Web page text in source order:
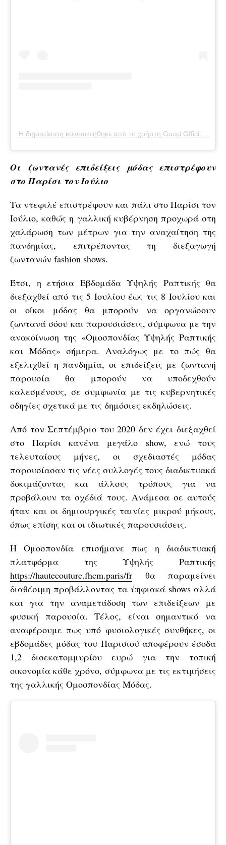
Η δημοσίευση κοινοποιήθηκε από το χρήστη Gucci Official (@gucci)
Οι ζωντανές επιδείξεις μόδας επιστρέφουν
στο Παρίσι τον Ιούλιο
Τα ντεφιλέ επιστρέφουν και πάλι στο Παρίσι τον
Ιούλιο, καθώς η γαλλική κυβέρνηση προχωρά στη
χαλάρωση των μέτρων για την αναχαίτηση της
πανδημίας, επιτρέποντας τη διεξαγωγή
ζωντανών fashion shows.
Έτσι, η ετήσια Εβδομάδα Υψηλής Ραπτικής θα
διεξαχθεί από τις 5 Ιουλίου έως τις 8 Ιουλίου και
οι οίκοι μόδας θα μπορούν να οργανώσουν
ζωντανά σόου και παρουσιάσεις, σύμφωνα με την
ανακοίνωση της «Ομοσπονδίας Υψηλής Ραπτικής
και Μόδας» σήμερα. Αναλόγως με το πώς θα
εξελιχθεί η πανδημία, οι επιδείξεις με ζωντανή
παρουσία θα μπορούν να υποδεχθούν
καλεσμένους, σε συμφωνία με τις κυβερνητικές
οδηγίες σχετικά με τις δημόσιες εκδηλώσεις.
Από τον Σεπτέμβριο του 2020 δεν έχει διεξαχθεί
στο Παρίσι κανένα μεγάλο show, ενώ τους
τελευταίους μήνες, οι σχεδιαστές μόδας
παρουσίασαν τις νέες συλλογές τους διαδικτυακά
δοκιμάζοντας και άλλους τρόπους για να
προβάλουν τα σχέδιά τους. Ανάμεσα σε αυτούς
ήταν και οι δημιουργικές ταινίες μικρού μήκους,
όπως επίσης και οι ιδιωτικές παρουσιάσεις.
Η Ομοσπονδία επισήμανε πως η διαδικτυακή
πλατφόρμα της Υψηλής Ραπτικής
https://hautecouture.fhcm.paris/fr θα παραμείνει
διαθέσιμη προβάλλοντας τα ψηφιακά shows αλλά
και για την αναμετάδοση των επιδείξεων με
φυσική παρουσία. Τέλος, είναι σημαντικό να
αναφέρουμε πως υπό φυσιολογικές συνθήκες, οι
εβδομάδες μόδας του Παρισιού αποφέρουν έσοδα
1,2 δισεκατομμυρίου ευρώ για την τοπική
οικονομία κάθε χρόνο, σύμφωνα με τις εκτιμήσεις
της γαλλικής Ομοσπονδίας Μόδας.